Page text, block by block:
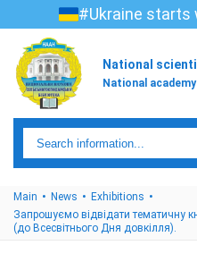
#Ukraine starts
National
National
Main News
Exhibitions
Запрошуємо відвідати тематичну
(до Всесвітнього Дня довкілля).